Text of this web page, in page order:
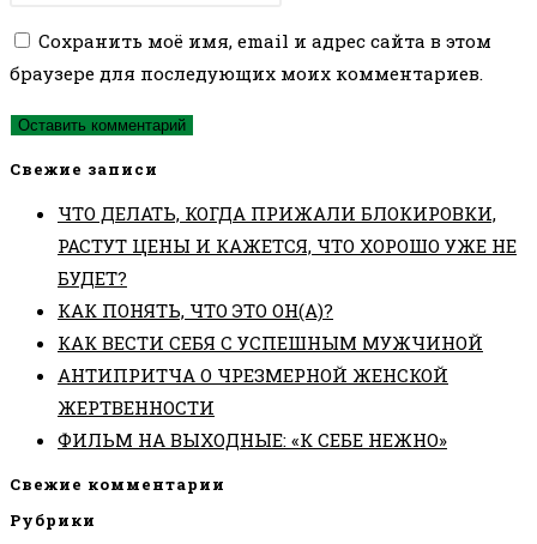
Сохранить моё имя, email и адрес сайта в этом
браузере для последующих моих комментариев.
Свежие записи
ЧТО ДЕЛАТЬ, КОГДА ПРИЖАЛИ БЛОКИРОВКИ,
РАСТУТ ЦЕНЫ И КАЖЕТСЯ, ЧТО ХОРОШО УЖЕ НЕ
БУДЕТ?
КАК ПОНЯТЬ, ЧТО ЭТО ОН(А)?
КАК ВЕСТИ СЕБЯ С УСПЕШНЫМ МУЖЧИНОЙ
АНТИПРИТЧА О ЧРЕЗМЕРНОЙ ЖЕНСКОЙ
ЖЕРТВЕННОСТИ
ФИЛЬМ НА ВЫХОДНЫЕ: «К СЕБЕ НЕЖНО»
Свежие комментарии
Рубрики